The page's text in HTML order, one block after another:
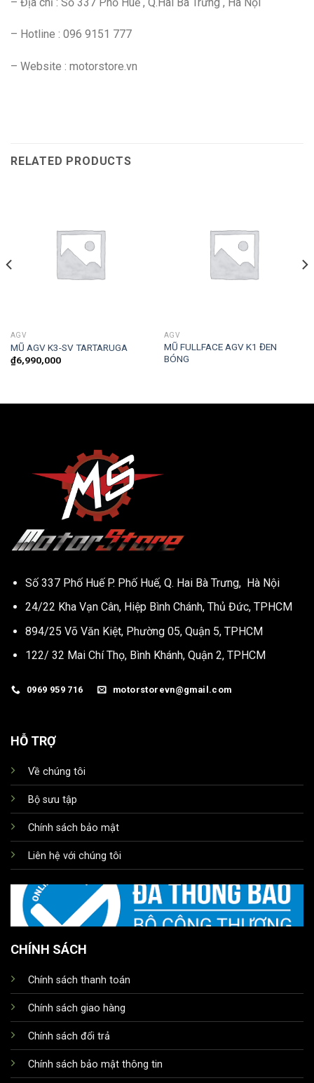
– Hotline : 096 9151 777
– Website : motorstore.vn
RELATED PRODUCTS
AGV
MŨ AGV K3-SV TARTARUGA
₫6,990,000
AGV
MŨ FULLFACE AGV K1 ĐEN
BÓNG
Số 337 Phố Huế P. Phố Huế, Q. Hai Bà Trưng, Hà Nội
24/22 Kha Vạn Cân, Hiệp Bình Chánh, Thủ Đức, TPHCM
894/25 Võ Văn Kiệt, Phường 05, Quận 5, TPHCM
122/ 32 Mai Chí Thọ, Bình Khánh, Quận 2, TPHCM
0969 959 716 motorstorevn@gmail.com
HỖ TRỢ
Về chúng tôi
Bộ sưu tập
Chính sách bảo mật
Liên hệ với chúng tôi
CHÍNH SÁCH
Chính sách thanh toán
Chính sách giao hàng
Chính sách đổi trả
Chính sách bảo mật thông tin